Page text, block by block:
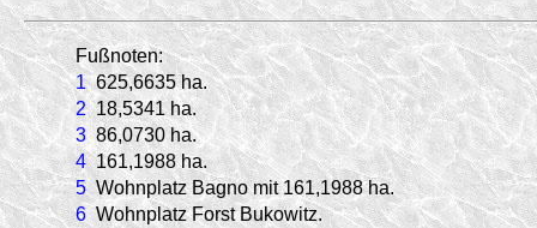
Fußnoten:
1 625,6635 ha.
2 18,5341 ha.
3 86,0730 ha.
4 161,1988 ha.
5 Wohnplatz Bagno mit 161,1988 ha.
6 Wohnplatz Forst Bukowitz.